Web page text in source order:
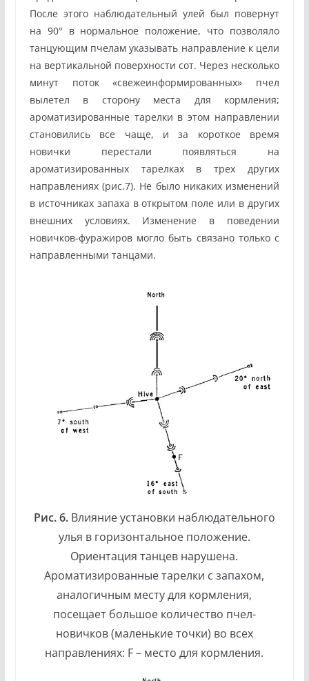
После этого наблюдательный улей был повернут
на 90° в нормальное положение, что позволяло
танцующим пчелам указывать направление к цели
на вертикальной поверхности сот. Через несколько
минут поток «свежеинформированных» пчел
вылетел в сторону места для кормления;
ароматизированные тарелки в этом направлении
становились все чаще, и за короткое время
новички перестали появляться на
ароматизированных тарелках в трех других
направлениях (рис.7). Не было никаких изменений
в источниках запаха в открытом поле или в других
внешних условиях. Изменение в поведении
новичков-фуражиров могло быть связано только с
направленными танцами.
Рис. 6.Влияние установки наблюдательного
улья в горизонтальное положение.
Ориентация танцев нарушена.
Ароматизированные тарелки с запахом,
аналогичным месту для кормления,
посещает большое количество пчел-
новичков (маленькие точки) во всех
направлениях: F – место для кормления.